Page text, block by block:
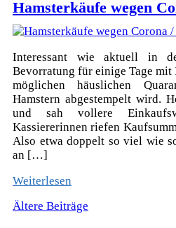
Hamsterkäufe wegen
Interessant wie aktuell in
Bevorratung für einige Tage
möglichen häuslichen
Hamstern abgestempelt wird.
und sah vollere
Kassiererinnen riefen
Also etwa doppelt so viel wie
an […]
Weiterlesen
Beitragsnavigation
Ältere Beiträge